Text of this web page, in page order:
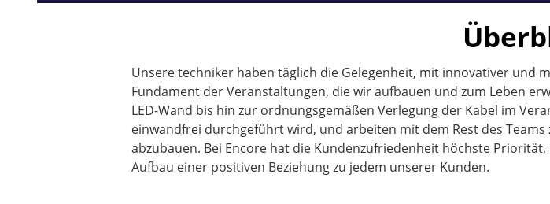
Unsere techniker haben täglich die Gelegenheit, mit innovativer und
Fundament der Veranstaltungen, die wir aufbauen und zum Leben
LED-Wand bis hin zur ordnungsgemäßen Verlegung der Kabel im
einwandfrei durchgeführt wird, und arbeiten mit dem Rest des
abzubauen. Bei Encore hat die Kundenzufriedenheit höchste
Aufbau einer positiven Beziehung zu jedem unserer Kunden.